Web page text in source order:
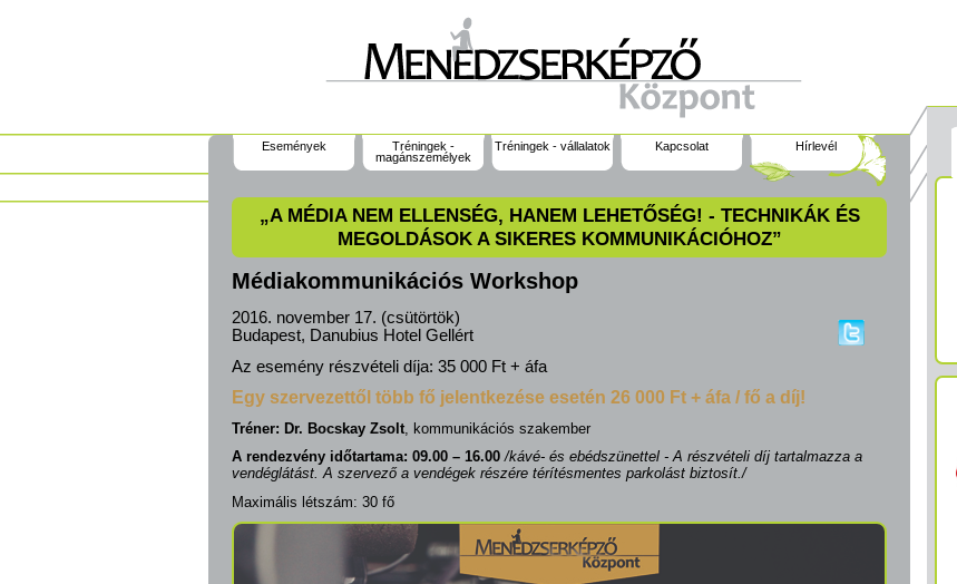
Események
Tréningek -
magánszemélyek
Tréningek - vállalatok Kapcsolat Hírlevél
„A MÉDIA NEM ELLENSÉG, HANEM LEHETŐSÉG! - TECHNIKÁK ÉS
MEGOLDÁSOK A SIKERES KOMMUNIKÁCIÓHOZ”
Médiakommunikációs Workshop
2016. november 17. (csütörtök)
Budapest, Danubius Hotel Gellért
Az esemény részvételi díja: 35 000 Ft + áfa
Egy szervezettől több fő jelentkezése esetén 26 000 Ft + áfa / fő a díj!
Tréner: Dr. Bocskay Zsolt , kommunikációs szakember
A rendezvény időtartama: 09.00 – 16.00 /kávé- és ebédszünettel - A részvételi díj tartalmazza a
vendéglátást. A szervező a vendégek részére térítésmentes parkolást biztosít./
Maximális létszám: 30 fő